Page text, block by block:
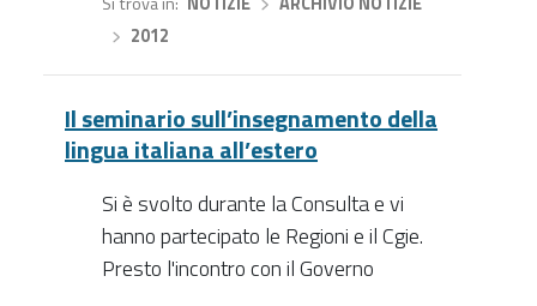
2012
Il seminario sull’insegnamento della
lingua italiana all’estero
Si è svolto durante la Consulta e vi
hanno partecipato le Regioni e il Cgie.
Presto l'incontro con il Governo